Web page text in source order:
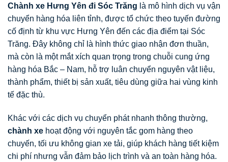
Chành xe Hưng Yên đi Sóc Trăng là mô hình dịch vụ vận
chuyển hàng hóa liên tỉnh, được tổ chức theo tuyến đường
cố định từ khu vực Hưng Yên đến các địa điểm tại Sóc
Trăng. Đây không chỉ là hình thức giao nhận đơn thuần,
mà còn là một mắt xích quan trọng trong chuỗi cung ứng
hàng hóa Bắc – Nam, hỗ trợ luân chuyển nguyên vật liệu,
thành phẩm, thiết bị sản xuất, tiêu dùng giữa hai vùng kinh
tế đặc thù.
Khác với các dịch vụ chuyển phát nhanh thông thường,
chành xe hoạt động với nguyên tắc gom hàng theo
chuyến, tối ưu không gian xe tải, giúp khách hàng tiết kiệm
chi phí nhưng vẫn đảm bảo lịch trình và an toàn hàng hóa.